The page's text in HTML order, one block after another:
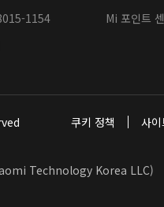
1154
Mi 포인트
쿠키 정책 사
Technology Korea LLC)